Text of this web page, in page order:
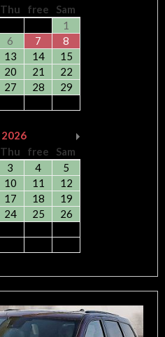
Thu free
Sam
1
6 7
8
13 14
15
20 21
22
27 28
29
2026
Thu free
Sam
3 4
5
10 11
12
17 18
19
24 25
26